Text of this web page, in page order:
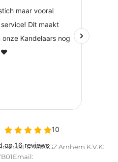
12 6823GZ Arnhem K.V.K: